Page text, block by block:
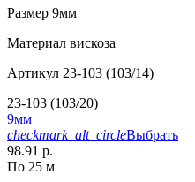
Размер 9мм
Материал вискоза
Артикул 23-103 (103/14)
23-103 (103/20)
9мм
checkmark_alt_circleВыбрать
98.91 р.
По 25 м